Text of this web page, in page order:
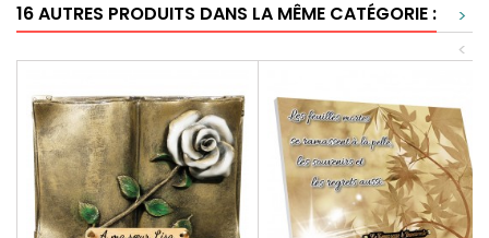
16 AUTRES PRODUITS DANS LA MÊME CATÉGORIE :
>
<